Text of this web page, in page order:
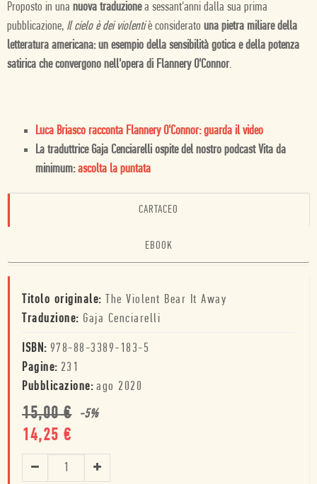
Proposto in una nuova traduzionea sessant'anni dalla sua prima
pubblicazione, Il cielo è dei violentiè considerato una pietra miliare della
letteratura americana: un esempio della sensibilità gotica e della potenza
satirica che convergono nell'opera di Flannery O'Connor.
Luca Briasco racconta Flannery O'Connor: guarda il video
La traduttrice Gaja Cenciarelli ospite del nostro podcast Vita da
minimum:ascolta la puntata
CARTACEO
EBOOK
Titolo originale: The Violent Bear It Away
Traduzione: Gaja Cenciarelli
ISBN: 978-88-3389-183-5
Pagine: 231
Pubblicazione: ago 2020
15,00€ -5%
14,25 €